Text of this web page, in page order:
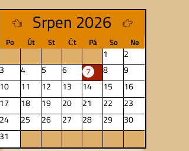
Srpen 2026
Po Út St Čt Pá So Ne
1
2
3
4 5 6 7 8
9
10
11 12 13 14 15
16
17
18 19 20 21 22
23
24
25 26 27 28 29
30
31